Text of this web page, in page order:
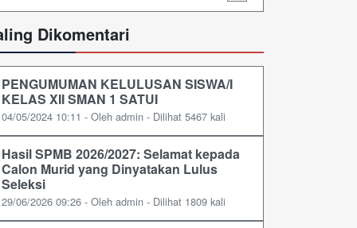
Dikomentari
PENGUMUMAN KELULUSAN SISWA/I
KELAS XII SMAN 1 SATUI
04/05/2024 10:11 - Oleh admin - Dilihat 5467 kali
Hasil SPMB 2026/2027: Selamat kepada
Calon Murid yang Dinyatakan Lulus
Seleksi
29/06/2026 09:26 - Oleh admin - Dilihat 1809 kali